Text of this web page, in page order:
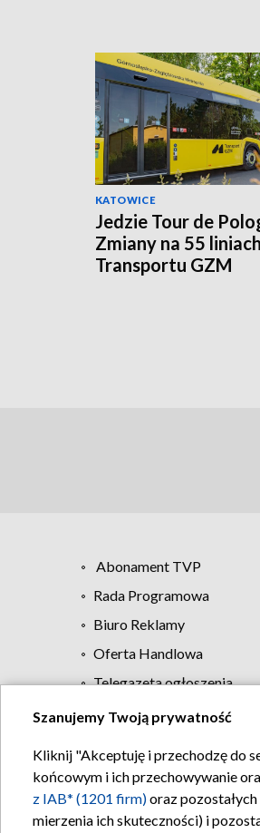
KATOWICE
Jedzie Tour de
Zmiany na 55 liniach
Transportu GZM
Abonament TVP
Rada Programowa
Biuro Reklamy
Oferta Handlowa
Telegazeta ogłoszenia
Szanujemy Twoją prywatność
Kliknij "Akceptuję i przechodzę do
końcowym i ich przechowywanie
z IAB* (1201 firm)oraz pozostałych
mierzenia ich skuteczności) i